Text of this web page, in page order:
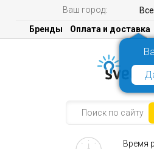
Ваш город:
Бренды Оплата и доставка
Время